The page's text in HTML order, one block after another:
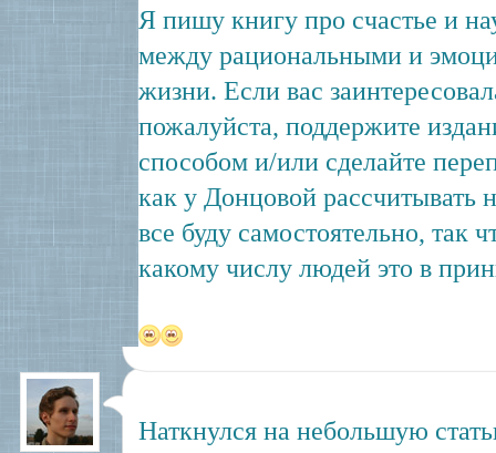
Я пишу книгу про счастье и
между рациональными и
жизни. Если вас
пожалуйста, поддержите
способом и/или сделайте
как у Донцовой рассчитывать
все буду самостоятельно, так
какому числу людей это в
Наткнулся на небольшую